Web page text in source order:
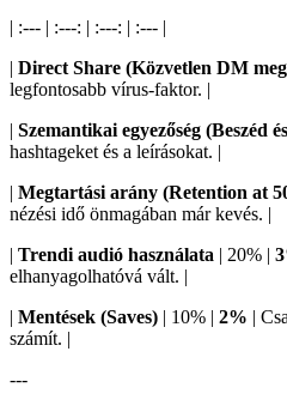
| :--- | :---: | :---: | :--- |
| Direct Share (Közvetlen DM
legfontosabb vírus-faktor. |
| Szemantikai egyezőség (Beszéd
hashtageket és a leírásokat. |
| Megtartási arány (Retention at
nézési idő önmagában már kevés. |
| Trendi audió használata | 20% |
elhanyagolhatóvá vált. |
| Mentések (Saves) | 10% | 2% |
számít. |
---